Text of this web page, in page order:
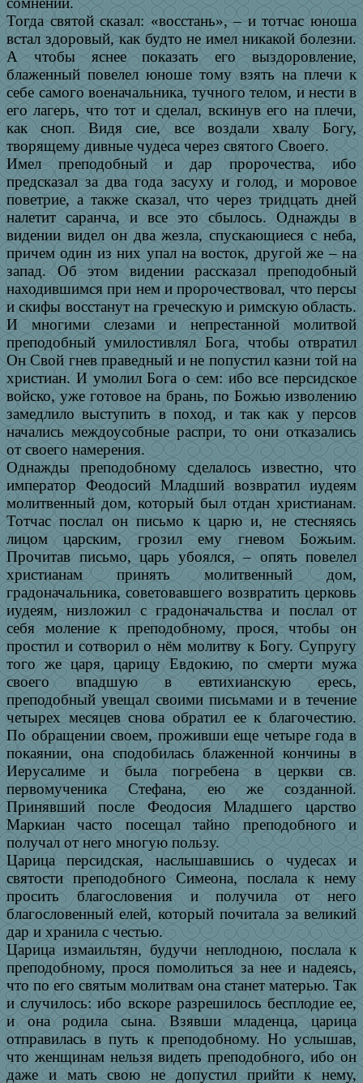
Тогда святой сказал: «восстань», – и тотчас юноша
встал здоровый, как будто не имел никакой болезни.
А чтобы яснее показать его выздоровление,
блаженный повелел юноше тому взять на плечи к
себе самого военачальника, тучного телом, и нести в
его лагерь, что тот и сделал, вскинув его на плечи,
как сноп. Видя сие, все воздали хвалу Богу,
творящему дивные чудеса через святого Своего.
Имел преподобный и дар пророчества, ибо
предсказал за два года засуху и голод, и моровое
поветрие, а также сказал, что через тридцать дней
налетит саранча, и все это сбылось. Однажды в
видении видел он два жезла, спускающиеся с неба,
причем один из них упал на восток, другой же – на
запад. Об этом видении рассказал преподобный
находившимся при нем и пророчествовал, что персы
и скифы восстанут на греческую и римскую область.
И многими слезами и непрестанной молитвой
преподобный умилостивлял Бога, чтобы отвратил
Он Свой гнев праведный и не попустил казни той на
христиан. И умолил Бога о сем: ибо все персидское
войско, уже готовое на брань, по Божью изволению
замедлило выступить в поход, и так как у персов
начались междоусобные распри, то они отказались
от своего намерения.
Однажды преподобному сделалось известно, что
император Феодосий Младший возвратил иудеям
молитвенный дом, который был отдан христианам.
Тотчас послал он письмо к царю и, не стесняясь
лицом царским, грозил ему гневом Божьим.
Прочитав письмо, царь убоялся, – опять повелел
христианам принять молитвенный дом,
градоначальника, советовавшего возвратить церковь
иудеям, низложил с градоначальства и послал от
себя моление к преподобному, прося, чтобы он
простил и сотворил о нём молитву к Богу. Супругу
того же царя, царицу Евдокию, по смерти мужа
своего впадшую в евтихианскую ересь,
преподобный увещал своими письмами и в течение
четырех месяцев снова обратил ее к благочестию.
По обращении своем, проживши еще четыре года в
покаянии, она сподобилась блаженной кончины в
Иерусалиме и была погребена в церкви св.
первомученика Стефана, ею же созданной.
Принявший после Феодосия Младшего царство
Маркиан часто посещал тайно преподобного и
получал от него многую пользу.
Царица персидская, наслышавшись о чудесах и
святости преподобного Симеона, послала к нему
просить благословения и получила от него
благословенный елей, который почитала за великий
дар и хранила с честью.
Царица измаильтян, будучи неплодною, послала к
преподобному, прося помолиться за нее и надеясь,
что по его святым молитвам она станет матерью. Так
и случилось: ибо вскоре разрешилось бесплодие ее,
и она родила сына. Взявши младенца, царица
отправилась в путь к преподобному. Но услышав,
что женщинам нельзя видеть преподобного, ибо он
даже и мать свою не допустил прийти к нему,